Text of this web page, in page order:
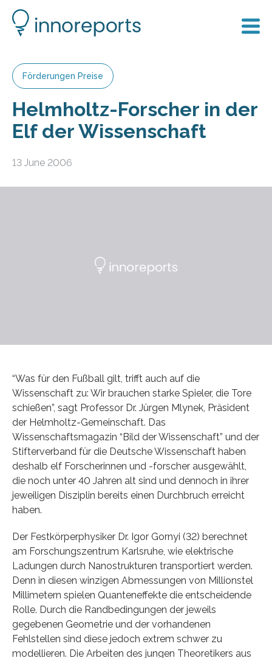
Förderungen Preise
Helmholtz-Forscher in der
Elf der Wissenschaft
13 June 2006
“Was für den Fußball gilt, trifft auch auf die
Wissenschaft zu: Wir brauchen starke Spieler, die Tore
schießen”, sagt Professor Dr. Jürgen Mlynek, Präsident
der Helmholtz-Gemeinschaft. Das
Wissenschaftsmagazin “Bild der Wissenschaft” und der
Stifterverband für die Deutsche Wissenschaft haben
deshalb elf Forscherinnen und -forscher ausgewählt,
die noch unter 40 Jahren alt sind und dennoch in ihrer
jeweiligen Disziplin bereits einen Durchbruch erreicht
haben.
Der Festkörperphysiker Dr. Igor Gornyi (32) berechnet
am Forschungszentrum Karlsruhe, wie elektrische
Ladungen durch Nanostrukturen transportiert werden.
Denn in diesen winzigen Abmessungen von Millionstel
Millimetern spielen Quanteneffekte die entscheidende
Rolle. Durch die Randbedingungen der jeweils
gegebenen Geometrie und der vorhandenen
Fehlstellen sind diese jedoch extrem schwer zu
modellieren. Die Arbeiten des jungen Theoretikers aus